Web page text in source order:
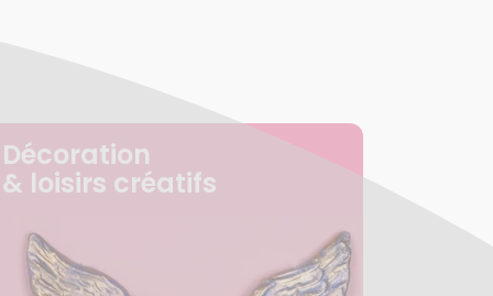
Décoration
& loisirs créatifs